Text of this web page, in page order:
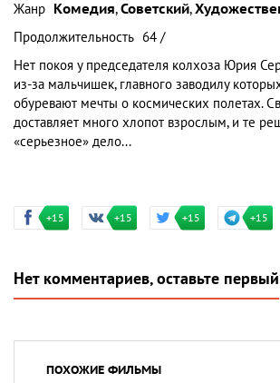
Жанр Комедия,Советский,
Продолжительность 64 /
Нет покоя у председателя колхоза Юрия
из-за мальчишек, главного заводилу
обуревают мечты о космических полетах.
доставляет много хлопот взрослым, и те
«серьезное» дело...
+15 +15 +15 +15
Нет комментариев, оставьте первый
ПОХОЖИЕ ФИЛЬМЫ